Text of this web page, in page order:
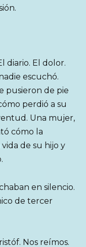
diario. El dolor.
escuchó.
pusieron de pie
perdió a su
Una mujer,
cómo la
de su hijo y
en silencio.
de tercer
Nos reímos.